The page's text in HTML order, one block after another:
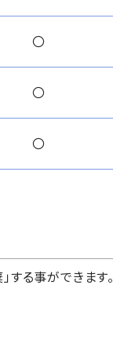
〇
〇
〇
する事ができます。